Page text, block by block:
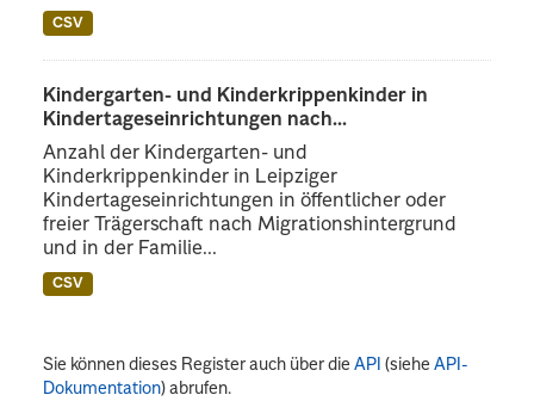
CSV
Kindergarten- und Kinderkrippenkinder in
Kindertageseinrichtungen nach...
Anzahl der Kindergarten- und
Kinderkrippenkinder in Leipziger
Kindertageseinrichtungen in öffentlicher oder
freier Trägerschaft nach Migrationshintergrund
und in der Familie...
CSV
Sie können dieses Register auch über dieAPI (sieheAPI-
Dokumentation) abrufen.